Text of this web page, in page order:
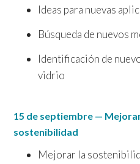
Ideas para nuevas
Búsqueda de nuevos
Identificación de
vidrio
15 de septiembre —
sostenibilidad
Mejorar la